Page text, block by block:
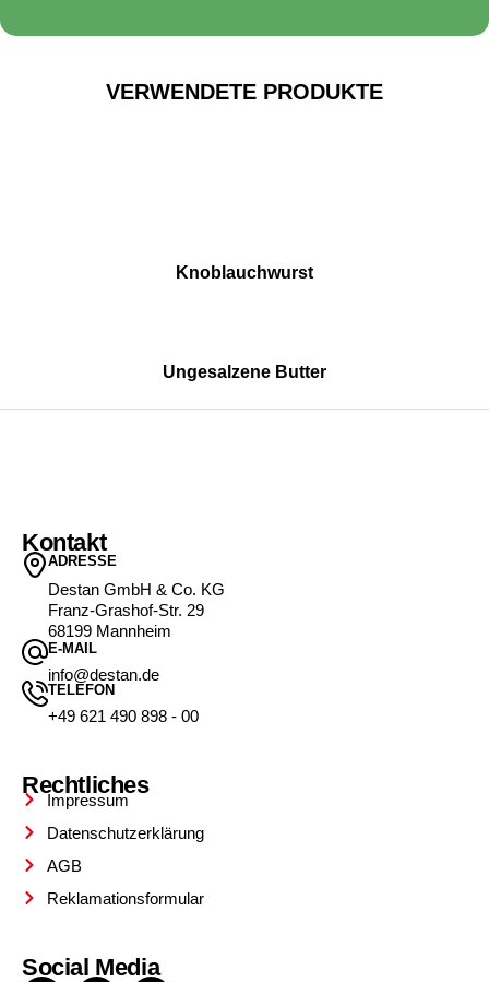
VERWENDETE PRODUKTE
Knoblauchwurst
Ungesalzene Butter
Kontakt
ADRESSE
Destan GmbH & Co. KG
Franz-Grashof-Str. 29
68199 Mannheim
E-MAIL
info@destan.de
TELEFON
+49 621 490 898 - 00
Rechtliches
Impressum
Datenschutzerklärung
AGB
Reklamationsformular
Social Media